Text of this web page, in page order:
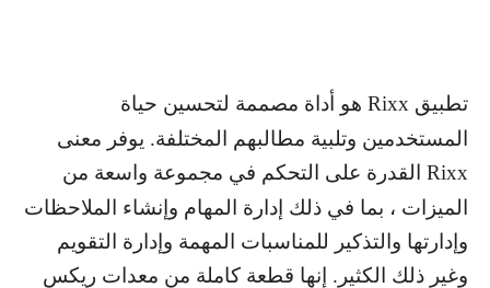
تطبيق Rixx هو أداة مصممة لتحسين حياة
المستخدمين وتلبية مطالبهم المختلفة. يوفر معنى
Rixx القدرة على التحكم في مجموعة واسعة من
الميزات ، بما في ذلك إدارة المهام وإنشاء الملاحظات
وإدارتها والتذكير للمناسبات المهمة وإدارة التقويم
وغير ذلك الكثير. إنها قطعة كاملة من معدات ريكس